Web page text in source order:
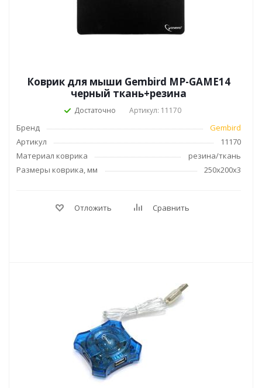
Коврик для мыши Gembird MP-GAME14
черный ткань+резина
Достаточно Артикул: 11170
Бренд
Gembird
Артикул
11170
Материал коврика
резина/ткань
Размеры коврика, мм
250x200x3
Отложить Сравнить